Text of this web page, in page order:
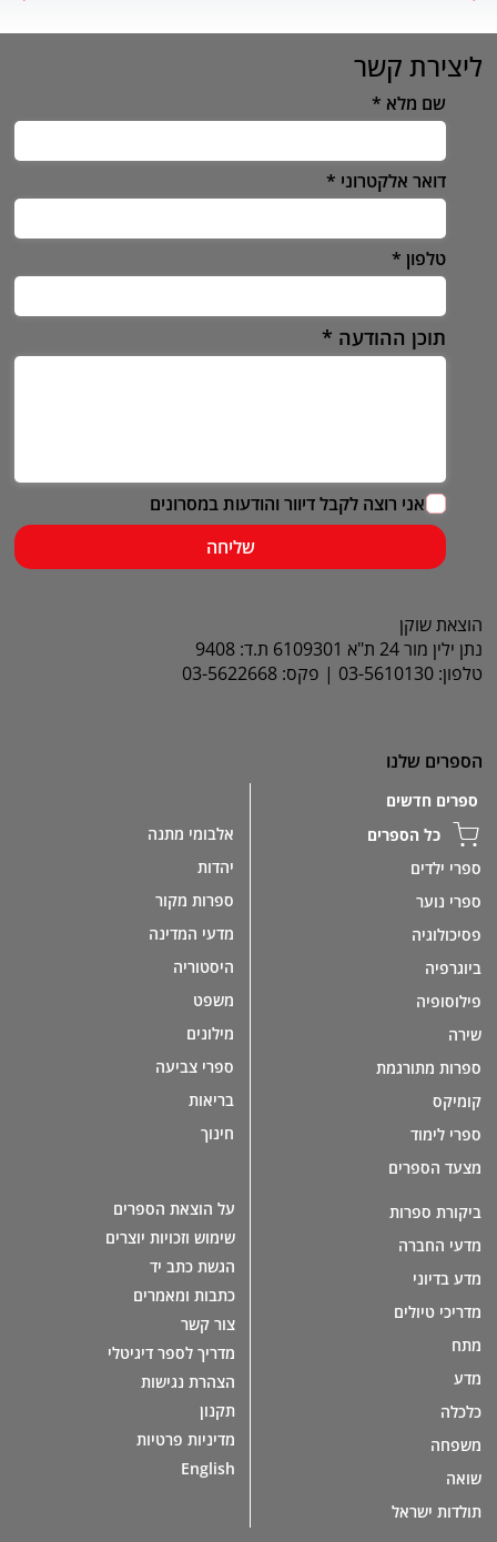
ליצירת קשר
שם מלא
דואר אלקטרוני
טלפון
תוכן ההודעה
אני רוצה לקבל דיוור והודעות במסרונים
שליחה
הוצאת שוקן
נתן ילין מור 24 ת"א 6109301 ת.ד: 9408
טלפון: 03-5610130 | פקס: 03-5622668
הספרים שלנו
ספרים חדשים
כל הספרים
ספרי ילדים
ספרי נוער
פסיכולוגיה
ביוגרפיה
פילוסופיה
שירה
ספרות מתורגמת
קומיקס
ספרי לימוד
מצעד הספרים
ביקורת ספרות
מדעי החברה
מדע בדיוני
מדריכי טיולים
מתח
מדע
כלכלה
משפחה
שואה
תולדות ישראל
אלבומי מתנה
יהדות
ספרות מקור
מדעי המדינה
היסטוריה
משפט
מילונים
ספרי צביעה
בריאות
חינוך
על הוצאת הספרים
שימוש וזכויות יוצרים
הגשת כתב יד
כתבות ומאמרים
צור קשר
מדריך לספר דיגיטלי
הצהרת נגישות
תקנון
מדיניות פרטיות
English